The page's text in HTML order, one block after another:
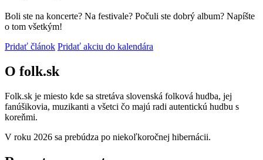
Boli ste na koncerte? Na festivale? Počuli ste dobrý album? Napíšte
o tom všetkým!
Pridať článok Pridať akciu do kalendára
O folk.sk
Folk.sk je miesto kde sa stretáva slovenská folková hudba, jej
fanúšikovia, muzikanti a všetci čo majú radi autentickú hudbu s
koreňmi.
V roku 2026 sa prebúdza po niekoľkoročnej hibernácii.